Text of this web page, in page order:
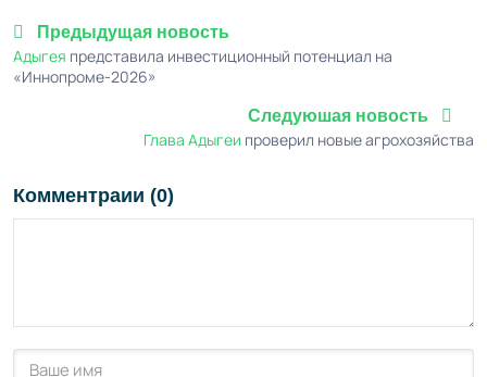
Предыдущая новость
Адыгея представила инвестиционный потенциал на
«Иннопроме-2026»
Следуюшая новость
Глава Адыгеи проверил новые агрохозяйства
Комментраии (0)